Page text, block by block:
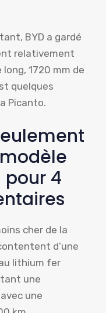
BYD a gardé
relativement
1720 mm de
quelques
Picanto.
pour 4
cher de la
d’une
lithium fer
une
une